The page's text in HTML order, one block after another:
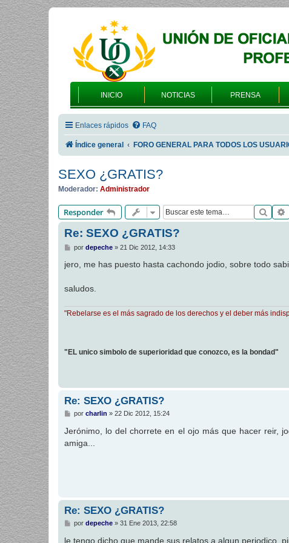
INICIO NOTICIAS PRENSA
Enlaces rápidos FAQ
Índice general FORO GENERAL PARA TODOS LOS
SEXO ¿GRATIS?
Moderador: Administrador
Responder Buscar
Re: SEXO ¿GRATIS?
M
n
j
e
por depeche» 21 Dic 2012, 14:33
jero, me has puesto hasta cachondo jodio, sobre todo
saludos.
"Rebelarse es el más sagrado de los derechos y el deber más
"EL unico simbolo de superioridad que conozco, es la bondad"
Re: SEXO ¿GRATIS?
M
n
s
a
por charlin » 22 Dic 2012, 15:24
Jerónimo, lo del chorrete en el ojo más que hacer reir,
amiga...
Re: SEXO ¿GRATIS?
M
n
por depeche» 31 Ene 2013, 22:58
le tengo dicho que mande sus relatos a algun periodico,